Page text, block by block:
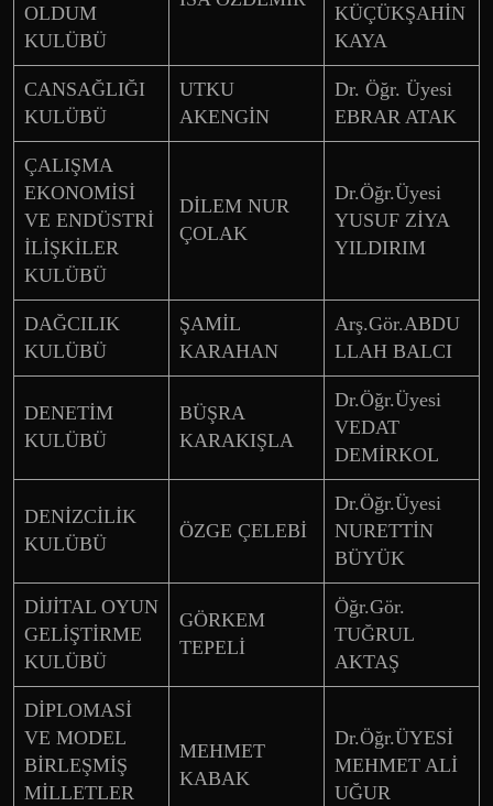
OLDUM
KULÜBÜ
KÜÇÜKŞAHİN
KAYA
CANSAĞLIĞI
KULÜBÜ
UTKU
AKENGİN
Dr. Öğr. Üyesi
EBRAR ATAK
ÇALIŞMA
EKONOMİSİ
VE ENDÜSTRİ
İLİŞKİLER
KULÜBÜ
DİLEM NUR
ÇOLAK
Dr.Öğr.Üyesi
YUSUF ZİYA
YILDIRIM
DAĞCILIK
KULÜBÜ
ŞAMİL
KARAHAN
Arş.Gör.ABDU
LLAH BALCI
DENETİM
KULÜBÜ
BÜŞRA
KARAKIŞLA
Dr.Öğr.Üyesi
VEDAT
DEMİRKOL
DENİZCİLİK
KULÜBÜ
ÖZGE ÇELEBİ
Dr.Öğr.Üyesi
NURETTİN
BÜYÜK
DİJİTAL OYUN
GELİŞTİRME
KULÜBÜ
GÖRKEM
TEPELİ
Öğr.Gör.
TUĞRUL
AKTAŞ
DİPLOMASİ
VE MODEL
BİRLEŞMİŞ
MİLLETLER
MEHMET
KABAK
Dr.Öğr.ÜYESİ
MEHMET ALİ
UĞUR